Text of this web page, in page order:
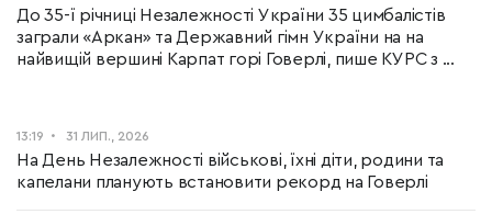
До 35-ї річниці Незалежності України 35 цимбалістів
заграли «Аркан» та Державний гімн України на на
найвищій вершині Карпат горі Говерлі, пише КУРС з ...
13:19 31 ЛИП., 2026
На День Незалежності військові, їхні діти, родини та
капелани планують встановити рекорд на Говерлі